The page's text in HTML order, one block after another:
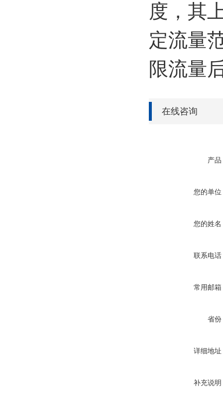
度，其
定流量
限流量
在线咨询
产品
您的单位
您的姓名
联系电话
常用邮箱
省份
详细地址
补充说明